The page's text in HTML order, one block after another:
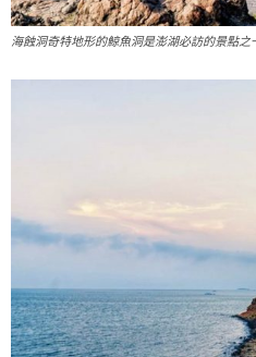
海蝕洞奇特地形的鯨魚洞是澎湖必訪的景點之